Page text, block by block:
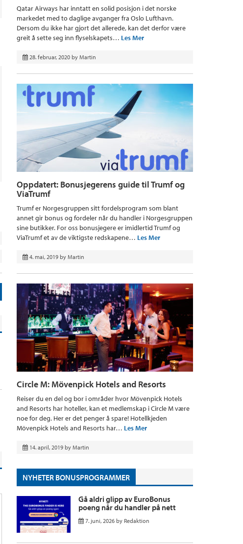
Qatar Airways har inntatt en solid posisjon i det norske
markedet med to daglige avganger fra Oslo Lufthavn.
Dersom du ikke har gjort det allerede, kan det derfor være
greit å sette seg inn flyselskapets… Les Mer
28. februar, 2020 by Martin
Oppdatert: Bonusjegerens guide til Trumf og
ViaTrumf
Trumf er Norgesgruppen sitt fordelsprogram som blant
annet gir bonus og fordeler når du handler i Norgesgruppen
sine butikker. For oss bonusjegere er imidlertid Trumf og
ViaTrumf et av de viktigste redskapene… Les Mer
4. mai, 2019 by Martin
Circle M: Mövenpick Hotels and Resorts
Reiser du en del og bor i områder hvor Mövenpick Hotels
and Resorts har hoteller, kan et medlemskap i Circle M være
noe for deg. Her er det penger å spare! Hotellkjeden
Mövenpick Hotels and Resorts har… Les Mer
14. april, 2019 by Martin
NYHETER BONUSPROGRAMMER
Gå aldri glipp av EuroBonus
poeng når du handler på nett
7. juni, 2026 by Redaktion